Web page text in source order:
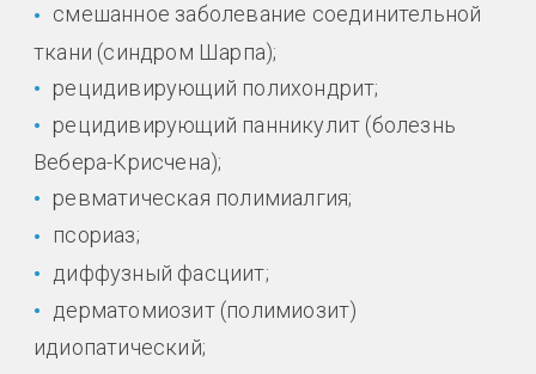
смешанное заболевание соединительной
ткани (синдром Шарпа);
рецидивирующий полихондрит;
рецидивирующий панникулит (болезнь
Вебера-Крисчена);
ревматическая полимиалгия;
псориаз;
диффузный фасциит;
дерматомиозит (полимиозит)
идиопатический;